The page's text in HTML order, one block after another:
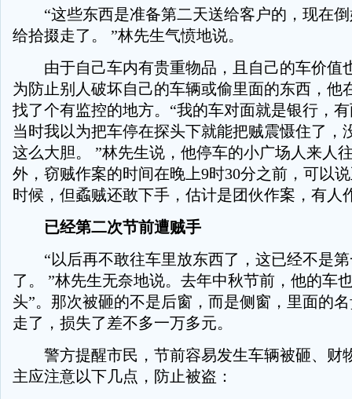
“这些东西是准备第二天送给客户的，现在倒
给拾掇走了。 ”林先生气愤地说。
由于自己车内有贵重物品，且自己的车价值
为防止别人破坏自己的车辆或偷里面的东西，他
找了个有监控的地方。“我的车对面就是银行，
当时我以为把车停在探头下就能把贼震慑住了，
这么大胆。 ”林先生说，他停车的小广场人来人
外，窃贼作案的时间在晚上9时30分之前，可以
时候，但蟊贼还敢下手，估计是团伙作案，有人
已经第二次节前遭贼手
“以后再不敢往车里放东西了，这已经不是第
了。 ”林先生无奈地说。去年中秋节前，他的车
头”。那次被砸的不是后窗，而是侧窗，里面的
走了，损失了差不多一万多元。
警方提醒市民，节前容易发生车辆被砸、财
主应注意以下几点，防止被盗：